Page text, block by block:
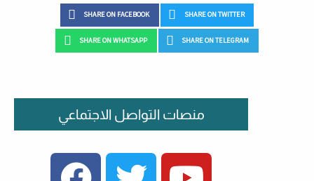
SHARE ON FACEBOOK SHARE ON TWITTER
SHARE ON WHATSAPP SHARE ON TELEGRAM
منصات التواصل الاجتماعي
FACEBOOK
TWITTERYOUTUBE